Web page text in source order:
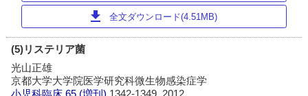
download 全文ダウンロード(4.51MB)
(5)リステリア菌
光山正雄
京都大学大学院医学研究科微生物感染症学
小児科臨床 65 (増刊) 1342-1349, 2012.